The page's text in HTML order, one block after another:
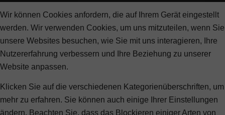
Wir können Cookies anfordern, die auf Ihrem Gerät eingestellt
werden. Wir verwenden Cookies, um uns mitzuteilen, wenn Sie
unsere Websites besuchen, wie Sie mit uns interagieren, Ihre
Nutzererfahrung verbessern und Ihre Beziehung zu unserer
Website anpassen.
Klicken Sie auf die verschiedenen Kategorienüberschriften, um
mehr zu erfahren. Sie können auch einige Ihrer Einstellungen
ändern. Beachten Sie, dass das Blockieren einiger Arten von